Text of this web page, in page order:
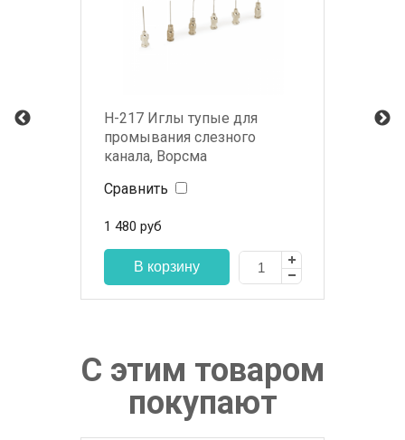
Н-217 Иглы тупые для
промывания слезного
канала, Ворсма
Сравнить
1 480 руб
С этим товаром
покупают